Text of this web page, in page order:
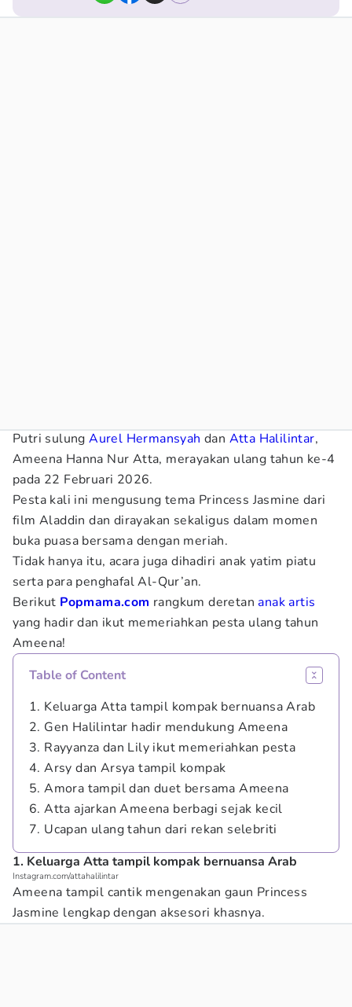
Putri sulungAurel Hermansyah dan Atta Halilintar,
Ameena Hanna Nur Atta, merayakan ulang tahun ke-4
pada 22 Februari 2026.
Pesta kali ini mengusung tema Princess Jasmine dari
film Aladdin dan dirayakan sekaligus dalam momen
buka puasa bersama dengan meriah.
Tidak hanya itu, acara juga dihadiri anak yatim piatu
serta para penghafal Al-Qur’an.
Berikut Popmama.com rangkum deretananak artis
yang hadir dan ikut memeriahkan pesta ulang tahun
Ameena!
Table of Content
1. Keluarga Atta tampil kompak bernuansa Arab
2. Gen Halilintar hadir mendukung Ameena
3. Rayyanza dan Lily ikut memeriahkan pesta
4. Arsy dan Arsya tampil kompak
5. Amora tampil dan duet bersama Ameena
6. Atta ajarkan Ameena berbagi sejak kecil
7. Ucapan ulang tahun dari rekan selebriti
1. Keluarga Atta tampil kompak bernuansa Arab
Instagram.com/attahalilintar
Ameena tampil cantik mengenakan gaun Princess
Jasmine lengkap dengan aksesori khasnya.